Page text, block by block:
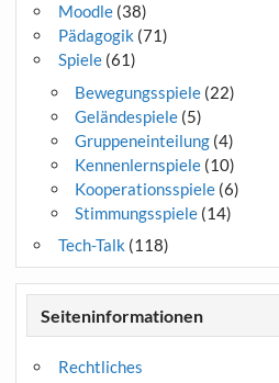
Moodle(38)
Pädagogik (71)
Spiele(61)
Bewegungsspiele(22)
Geländespiele(5)
Gruppeneinteilung(4)
Kennenlernspiele(10)
Kooperationsspiele(6)
Stimmungsspiele(14)
Tech-Talk (118)
Seiteninformationen
Rechtliches